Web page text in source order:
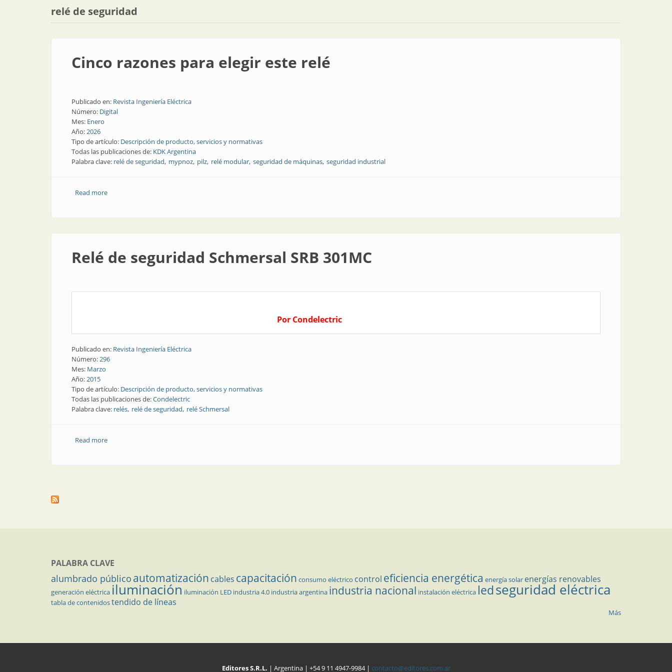
relé de seguridad
Cinco razones para elegir este relé
Publicado en: Revista Ingeniería Eléctrica
Número: Digital
Mes: Enero
Año:2026
Tipo de artículo: Descripción de producto, servicios y normativas
Todas las publicaciones de: KDK Argentina
Palabra clave: relé de seguridad mypnoz pilz relé modular seguridad de máquinas seguridad industrial
Read moreabout Cinco razones para elegir este relé
Relé de seguridad Schmersal SRB 301MC
Por Condelectric
Publicado en: Revista Ingeniería Eléctrica
Número:296
Mes: Marzo
Año:2015
Tipo de artículo: Descripción de producto, servicios y normativas
Todas las publicaciones de:Condelectric
Palabra clave: relés relé de seguridad relé Schmersal
Read moreabout Relé de seguridad Schmersal SRB 301MC
PALABRA CLAVE
alumbrado público automatización cables capacitación consumo eléctrico control eficiencia energética energía solar energías renovables
generación eléctrica iluminación iluminación LED industria 4.0 industria argentina industria nacional instalación eléctrica ledseguridad eléctrica
tabla de contenidostendido de líneas
Más
Editores S.R.L. | Argentina | +54 9 11 4947-9984 | contacto@editores.com.ar